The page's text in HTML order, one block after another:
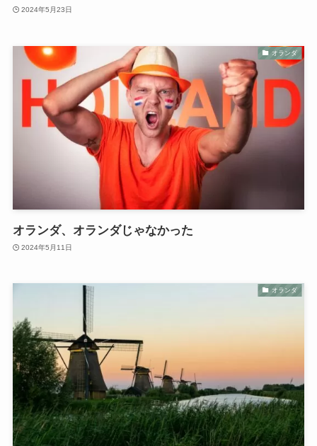
2024年5月23日
オランダ
オランダ、オランダじゃなかった
2024年5月11日
オランダ